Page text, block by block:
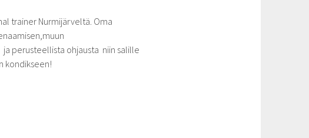
trainer Nurmijärveltä. Oma
perusteellista ohjausta niin salille
kondikseen!